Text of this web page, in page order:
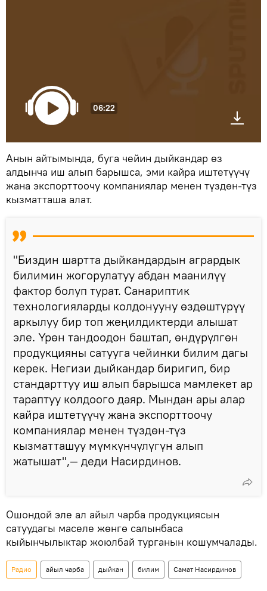
06:22
Анын айтымында, буга чейин дыйкандар өз
алдынча иш алып барышса, эми кайра иштетүүчү
жана экспорттоочу компаниялар менен түздөн-түз
кызматташа алат.
"Биздин шартта дыйкандардын агрардык
билимин жогорулатуу абдан маанилүү
фактор болуп турат. Санариптик
технологияларды колдонууну өздөштүрүү
аркылуу бир топ жеңилдиктерди алышат
эле. Үрөн тандоодон баштап, өндүрүлгөн
продукцияны сатууга чейинки билим дагы
керек. Негизи дыйкандар биригип, бир
стандарттуу иш алып барышса мамлекет ар
тараптуу колдоого даяр. Мындан ары алар
кайра иштетүүчү жана экспорттоочу
компаниялар менен түздөн-түз
кызматташуу мүмкүнчүлүгүн алып
жатышат",— деди Насирдинов.
Ошондой эле ал айыл чарба продукциясын
сатуудагы маселе жөнгө салынбаса
кыйынчылыктар жоюлбай турганын кошумчалады.
Радио айыл чарба дыйкан билим Самат Насирдинов